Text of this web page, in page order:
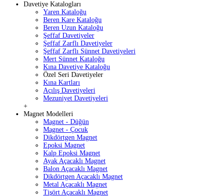
Davetiye Katalogları
Yaren Kataloğu
Beren Kare Kataloğu
Beren Uzun Kataloğu
Şeffaf Davetiyeler
Şeffaf Zarflı Davetiyeler
Şeffaf Zarflı Sünnet Davetiyeleri
Mert Sünnet Kataloğu
Kına Davetiye Kataloğu
Özel Seri Davetiyeler
Kına Kartları
Açılış Davetiyeleri
Mezuniyet Davetiyeleri
+
Magnet Modelleri
Magnet - Düğün
Magnet - Çocuk
Dikdörtgen Magnet
Epoksi Magnet
Kalp Epoksi Magnet
Ayak Açacaklı Magnet
Balon Açacaklı Magnet
Dikdörtgen Açacaklı Magnet
Metal Açacaklı Magnet
Tişört Açacaklı Magnet